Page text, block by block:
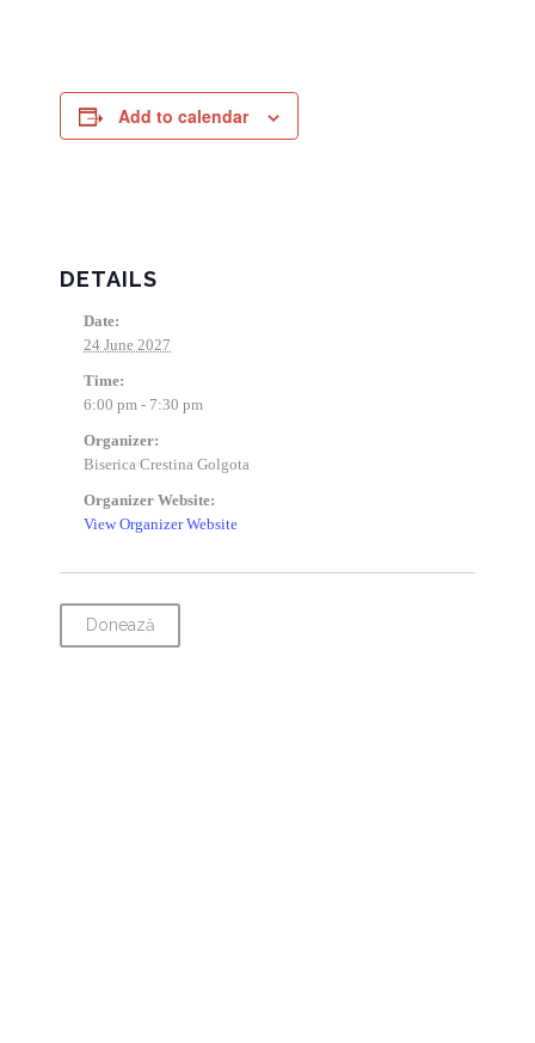
Add to calendar
DETAILS
Date:
24 June 2027
Time:
6:00 pm - 7:30 pm
Organizer:
Biserica Crestina Golgota
Organizer Website:
View Organizer Website
Donează